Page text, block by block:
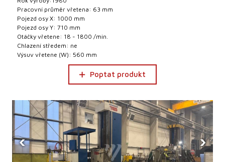
Pracovní průměr vřetena: 63 mm
Pojezd osy X: 1000 mm
Pojezd osy Y: 710 mm
Otáčky vřetene: 18 - 1800 /min.
Chlazení středem: ne
Výsuv vřetene (W): 560 mm
Poptat produkt
‹ ›